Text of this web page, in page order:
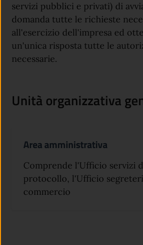
servizi pubblici e privati) di
domanda tutte le richieste
all'esercizio dell'impresa ed
un'unica risposta tutte le
necessarie.
Unità organizzativa
Area amministrativa
Comprende l'Ufficio servizi
protocollo, l'Ufficio
commercio